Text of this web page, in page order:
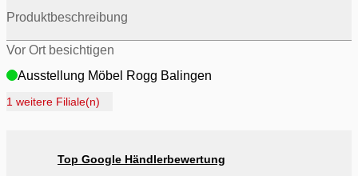
Produktbeschreibung
Vor Ort besichtigen
Ausstellung Möbel Rogg Balingen
Ausstellung Rogg Discount Balingen
Ausstellung Möbel Rogg Reutlingen
1 weitere Filiale(n)
Top Google Händlerbewertung